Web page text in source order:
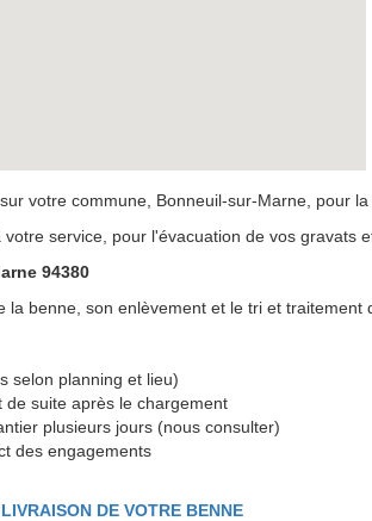
votre commune, Bonneuil-sur-Marne, pour
service, pour l'évacuation de vos gravats
94380
benne, son enlèvement et le tri et
selon planning et lieu)
suite après le chargement
plusieurs jours (nous consulter)
des engagements
DE VOTRE BENNE